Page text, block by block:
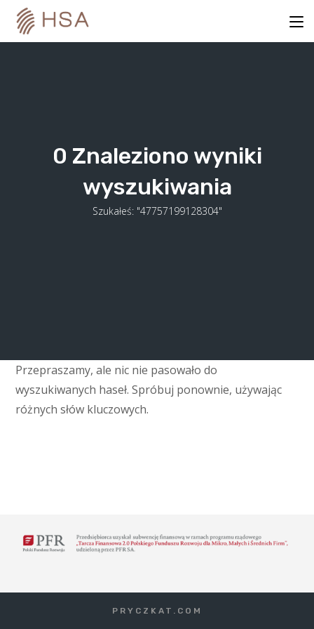
content
0 Znaleziono wyniki
wyszukiwania
Szukałeś: "47757199128304"
Przepraszamy, ale nic nie pasowało do
wyszukiwanych haseł. Spróbuj ponownie, używając
różnych słów kluczowych.
PRYCZKAT.COM